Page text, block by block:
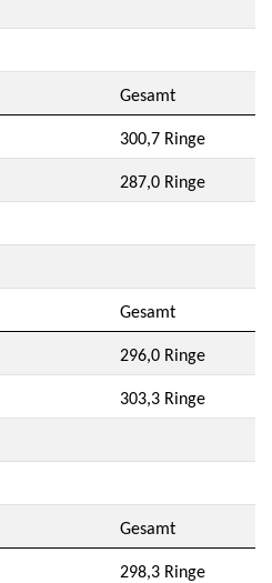
Gesamt
300,7 Ringe
287,0 Ringe
Gesamt
296,0 Ringe
303,3 Ringe
Gesamt
298,3 Ringe